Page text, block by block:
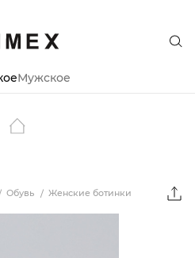
Мужское
Обувь Женские ботинки